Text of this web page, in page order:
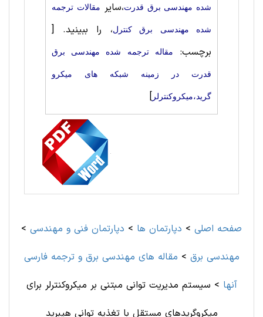
شده مهندسی برق قدرت،سایر مقالات ترجمه
شده مهندسی برق کنترل، را ببینید. [
برچسب:
مقاله ترجمه شده مهندسی برق
قدرت در زمینه شبکه های میکرو
گرید،میکروکنترلر ]
صفحه اصلی > دپارتمان ها > دپارتمان فنی و مهندسی >
مهندسی برق > مقاله های مهندسی برق و ترجمه فارسی
آنها > سیستم مدیریت توانی مبتنی بر میکروکنترلر برای
میکروگریدهای مستقل با تغذیه توانی هیبرید